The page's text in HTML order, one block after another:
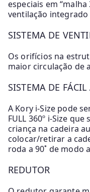
especiais em
ventilação
SISTEMA DE
Os orifícios na
maior circulação de
SISTEMA DE FÁCIL
A Kory i-Size pode
FULL 360º i-Size
criança na cadeira
colocar/retirar a
roda a 90˚ de modo
REDUTOR